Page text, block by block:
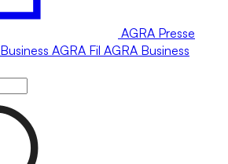
AGRA Presse
Business AGRA Fil AGRA Business